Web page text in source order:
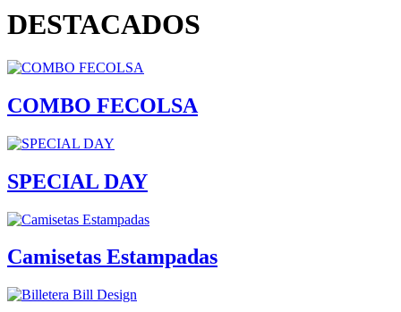
DESTACADOS
COMBO FECOLSA
SPECIAL DAY
Camisetas Estampadas